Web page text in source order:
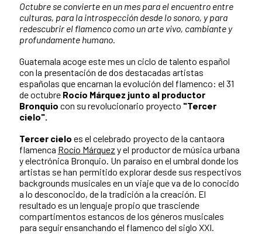
Octubre se convierte en un mes para el encuentro entre
culturas, para la introspección desde lo sonoro, y para
redescubrir el flamenco como un arte vivo, cambiante y
profundamente humano.
Guatemala acoge este mes un ciclo de talento español
con la presentación de dos destacadas artistas
españolas que encarnan la evolución del flamenco: el 31
de octubre Rocío Márquez junto al productor
Bronquio con su revolucionario proyecto "Tercer
cielo".
Tercer cielo es el celebrado proyecto de la cantaora
flamenca Rocío Márquez y el productor de música urbana
y electrónica Bronquio. Un paraíso en el umbral donde los
artistas se han permitido explorar desde sus respectivos
backgrounds musicales en un viaje que va de lo conocido
a lo desconocido, de la tradición a la creación. El
resultado es un lenguaje propio que trasciende
compartimentos estancos de los géneros musicales
para seguir ensanchando el flamenco del siglo XXI.